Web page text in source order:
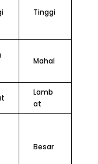
Tinggi
Mahal
Lamb
at
Besar